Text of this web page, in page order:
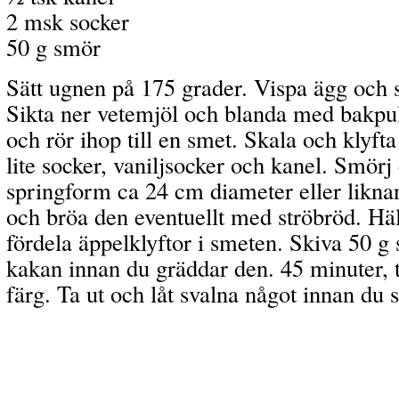
2 msk socker
50 g smör
Sätt ugnen på 175 grader. Vispa ägg
Sikta ner vetemjöl och blanda med
och rör ihop till en smet. Skala och
lite socker, vaniljsocker och kanel.
springform ca 24 cm diameter eller
och bröa den eventuellt med ströbröd.
fördela äppelklyftor i smeten. Skiva 50 g
kakan innan du gräddar den. 45
färg. Ta ut och låt svalna något innan du